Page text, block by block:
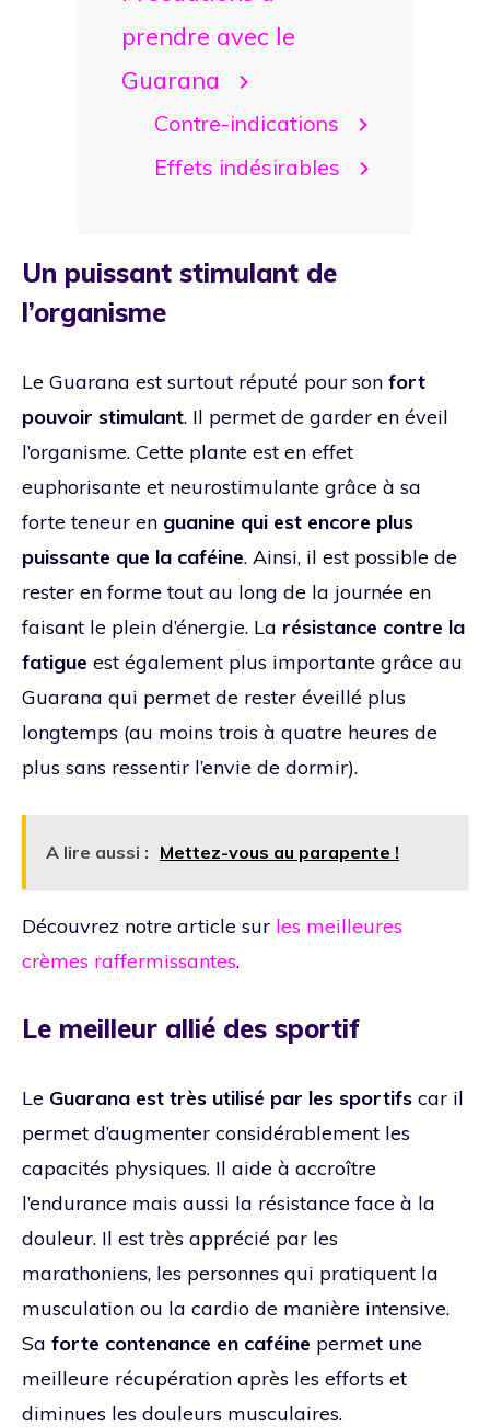
prendre avec le
Guarana
Contre-indications
Effets indésirables
Un puissant stimulant de
l’organisme
Le Guarana est surtout réputé pour son fort
pouvoir stimulant. Il permet de garder en éveil
l’organisme. Cette plante est en effet
euphorisante et neurostimulante grâce à sa
forte teneur en guanine qui est encore plus
puissante que la caféine. Ainsi, il est possible de
rester en forme tout au long de la journée en
faisant le plein d’énergie. La résistance contre la
fatigue est également plus importante grâce au
Guarana qui permet de rester éveillé plus
longtemps (au moins trois à quatre heures de
plus sans ressentir l’envie de dormir).
A lire aussi : Mettez-vous au parapente !
Découvrez notre article sur les meilleures
crèmes raffermissantes.
Le meilleur allié des sportif
Le Guarana est très utilisé par les sportifs car il
permet d’augmenter considérablement les
capacités physiques. Il aide à accroître
l’endurance mais aussi la résistance face à la
douleur. Il est très apprécié par les
marathoniens, les personnes qui pratiquent la
musculation ou la cardio de manière intensive.
Sa forte contenance en caféine permet une
meilleure récupération après les efforts et
diminues les douleurs musculaires.